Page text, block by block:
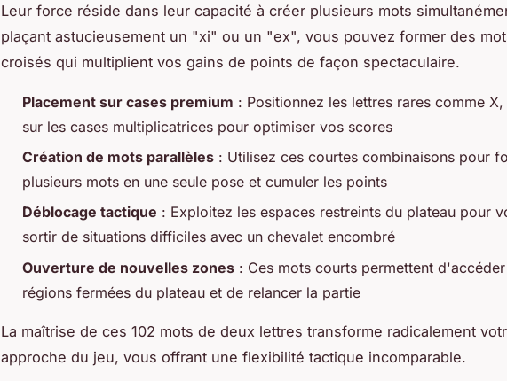
Leur force réside dans leur capacité à créer plusieurs mots
plaçant astucieusement un "xi" ou un "ex", vous pouvez former des
croisés qui multiplient vos gains de points de façon spectaculaire.
Placement sur cases premium : Positionnez les lettres rares comme
sur les cases multiplicatrices pour optimiser vos scores
Création de mots parallèles : Utilisez ces courtes combinaisons pour
plusieurs mots en une seule pose et cumuler les points
Déblocage tactique : Exploitez les espaces restreints du plateau pour
sortir de situations difficiles avec un chevalet encombré
Ouverture de nouvelles zones : Ces mots courts permettent
régions fermées du plateau et de relancer la partie
La maîtrise de ces 102 mots de deux lettres transforme radicalement
approche du jeu, vous offrant une flexibilité tactique incomparable.